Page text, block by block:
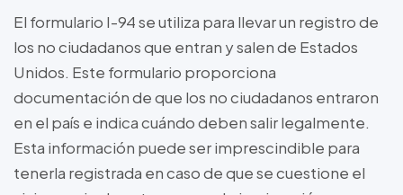
El formulario I-94 se utiliza para llevar un registro de
los no ciudadanos que entran y salen de Estados
Unidos. Este formulario proporciona
documentación de que los no ciudadanos entraron
en el país e indica cuándo deben salir legalmente.
Esta información puede ser imprescindible para
tenerla registrada en caso de que se cuestione el